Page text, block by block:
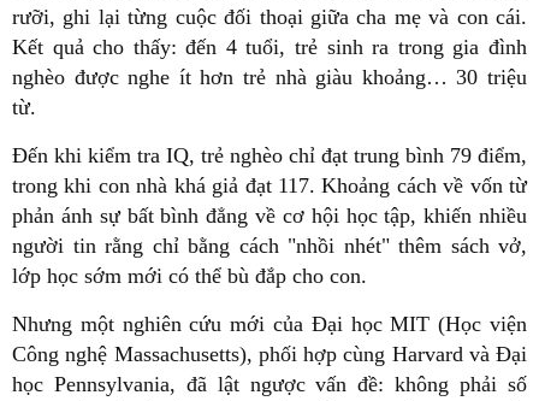
rưỡi, ghi lại từng cuộc đối thoại giữa cha mẹ và con cái.
Kết quả cho thấy: đến 4 tuổi, trẻ sinh ra trong gia đình
nghèo được nghe ít hơn trẻ nhà giàu khoảng… 30 triệu
từ.
Đến khi kiểm tra IQ, trẻ nghèo chỉ đạt trung bình 79 điểm,
trong khi con nhà khá giả đạt 117. Khoảng cách về vốn từ
phản ánh sự bất bình đẳng về cơ hội học tập, khiến nhiều
người tin rằng chỉ bằng cách "nhồi nhét" thêm sách vở,
lớp học sớm mới có thể bù đắp cho con.
Nhưng một nghiên cứu mới của Đại học MIT (Học viện
Công nghệ Massachusetts), phối hợp cùng Harvard và Đại
học Pennsylvania, đã lật ngược vấn đề: không phải số